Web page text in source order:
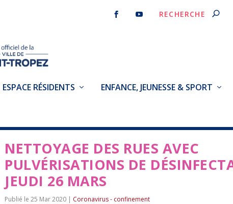
ESPACE RÉSIDENTS ENFANCE, JEUNESSE & SPORT
NETTOYAGE DES RUES AVEC
PULVÉRISATIONS DE
JEUDI 26 MARS
25 Mar 2020 | Coronavirus - confinement